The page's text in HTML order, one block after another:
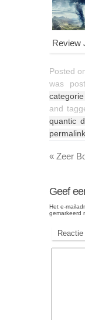
Review
Posted
was
and
quantic
permalink
« Zeer
Geef
Het e-
gemarkeerd
Reactie